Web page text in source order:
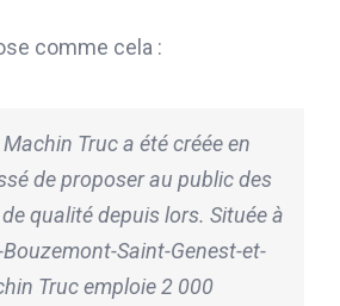
comme cela :
Truc a été créée en
de proposer au public des
qualité depuis lors. Située à
Saint-Genest-et-
Truc emploie 2 000